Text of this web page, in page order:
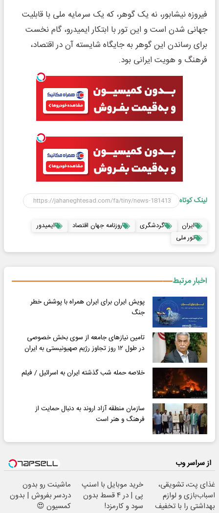
فیروزه نیشابور، نه یک گوهر، که یک سرمایه ملی با قابلیت
جهانی شدن است و این تور با ابتکار ایمیدرو، گام نخست
برای رساندن این گوهر به جایگاه شایسته آن در اقتصاد،
فرهنگ و هویت ایرانی بود.
لینک کوتاه
ایران گردشگری روزنامه جهان اقتصاد
ایمیدور
تور ملی
اخبار مرتبط
پویش ایران برای ایران همراه با پوشش خطر
جنگ
تامین نیازهای جامعه از سوی بخش خصوصی
در طول ١٢ روز تجاوز رژیم صهیونیستی به ایران
خلاصه حمله شب گذشته ایران به اسرائیل / فیلم
سازمان منطقه آزاد اروند به دنبال حمایت از
فرهنگ و هنر است
از سراسر وب
غذای پت، تشویقی،
اسباب‌بازی و لوازم
بهداشتی را با تخفیف
خرید موبایل با اسنپ
پی | در ۴ قسط بدون
سود و کارمزد!
ماشینت رو بدون
دردسر بفروش | بدون
کمسیون 😍